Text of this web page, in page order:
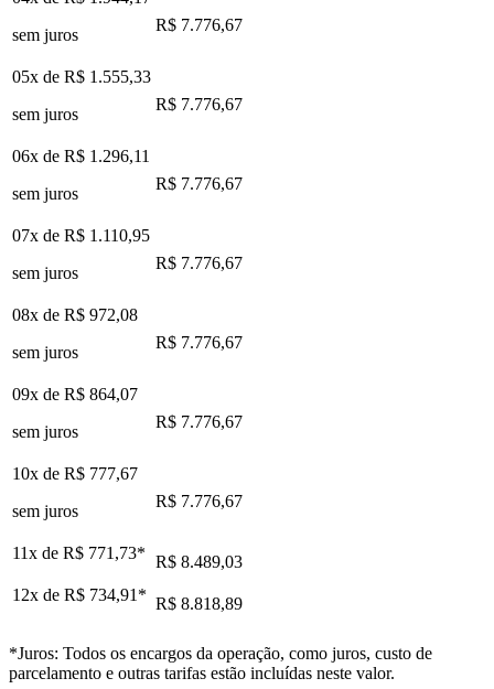
sem juros
R$ 7.776,67
05x de R$ 1.555,33
sem juros
R$ 7.776,67
06x de R$ 1.296,11
sem juros
R$ 7.776,67
07x de R$ 1.110,95
sem juros
R$ 7.776,67
08x de R$ 972,08
sem juros
R$ 7.776,67
09x de R$ 864,07
sem juros
R$ 7.776,67
10x de R$ 777,67
sem juros
R$ 7.776,67
11x de R$ 771,73* R$ 8.489,03
12x de R$ 734,91 * R$ 8.818,89
*Juros: Todos os encargos da operação, como juros, custo de
parcelamento e outras tarifas estão incluídas neste valor.